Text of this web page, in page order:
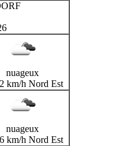
nuageux
km/h Nord Est
nuageux
km/h Nord Est